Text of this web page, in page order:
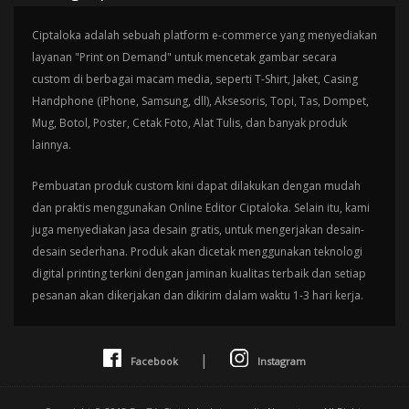
Ciptaloka adalah sebuah platform e-commerce yang menyediakan
layanan "Print on Demand" untuk mencetak gambar secara
custom di berbagai macam media, seperti T-Shirt, Jaket, Casing
Handphone (iPhone, Samsung, dll), Aksesoris, Topi, Tas, Dompet,
Mug, Botol, Poster, Cetak Foto, Alat Tulis, dan banyak produk
lainnya.
Pembuatan produk custom kini dapat dilakukan dengan mudah
dan praktis menggunakan Online Editor Ciptaloka. Selain itu, kami
juga menyediakan jasa desain gratis, untuk mengerjakan desain-
desain sederhana. Produk akan dicetak menggunakan teknologi
digital printing terkini dengan jaminan kualitas terbaik dan setiap
pesanan akan dikerjakan dan dikirim dalam waktu 1-3 hari kerja.
Facebook | Instagram